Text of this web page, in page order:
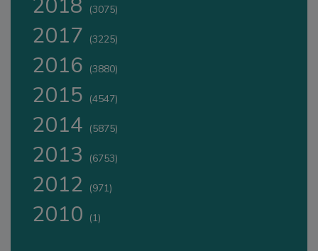
2018 (3075)
2017 (3225)
2016 (3880)
2015 (4547)
2014 (5875)
2013 (6753)
2012 (971)
2010 (1)